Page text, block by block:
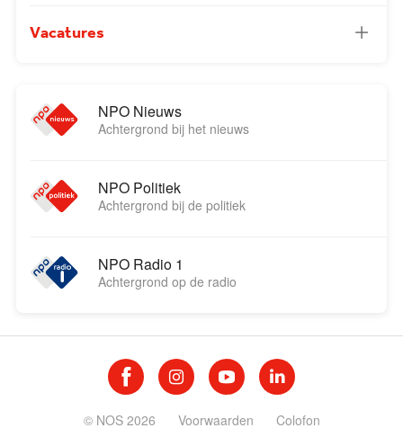
Vacatures
NPO Nieuws
Achtergrond bij het nieuws
NPO Politiek
Achtergrond bij de politiek
NPO Radio 1
Achtergrond op de radio
© NOS 2026 Voorwaarden Colofon